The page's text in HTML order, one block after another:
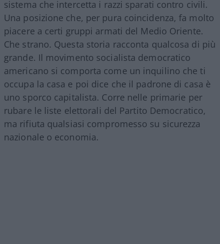
sistema che intercetta i razzi sparati contro civili.
Una posizione che, per pura coincidenza, fa molto
piacere a certi gruppi armati del Medio Oriente.
Che strano. Questa storia racconta qualcosa di più
grande. Il movimento socialista democratico
americano si comporta come un inquilino che ti
occupa la casa e poi dice che il padrone di casa è
uno sporco capitalista. Corre nelle primarie per
rubare le liste elettorali del Partito Democratico,
ma rifiuta qualsiasi compromesso su sicurezza
nazionale o economia.